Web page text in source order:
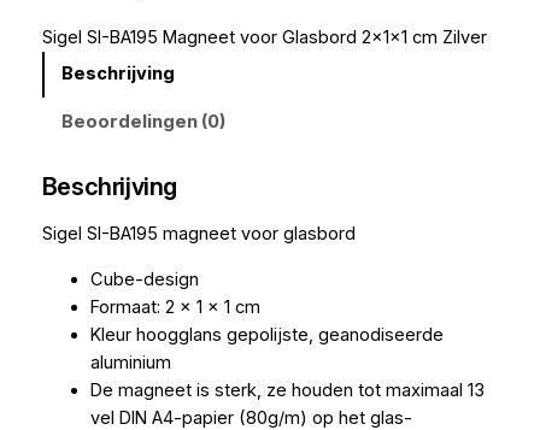
Sigel SI-BA195 Magneet voor Glasbord 2x1x1 cm Zilver
Beschrijving
Beoordelingen (0)
Beschrijving
Sigel SI-BA195 magneet voor glasbord
Cube-design
Formaat: 2 x 1 x 1 cm
Kleur hoogglans gepolijste, geanodiseerde
aluminium
De magneet is sterk, ze houden tot maximaal 13
vel DIN A4-papier (80g/m) op het glas-